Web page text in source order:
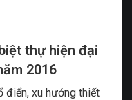
thự hiện đại
2016
điển, xu hướng thiết